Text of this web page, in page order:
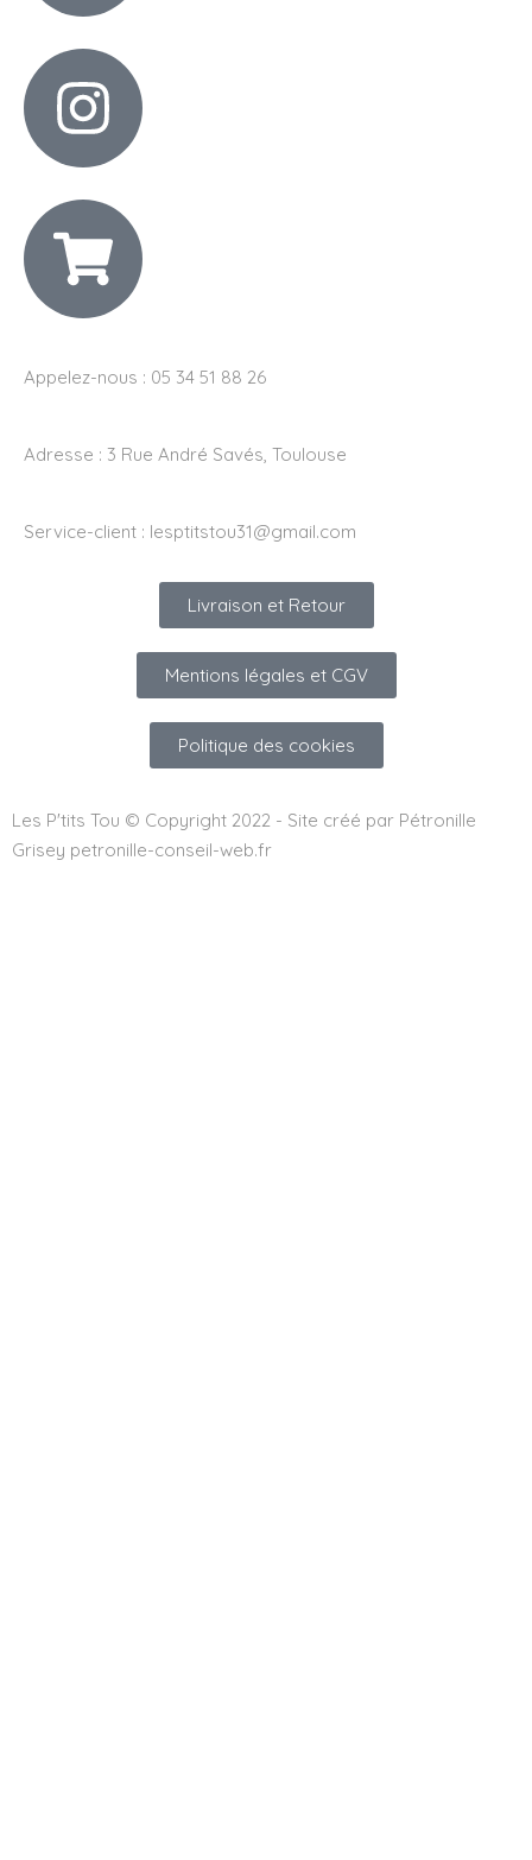
Appelez-nous : 05 34 51 88 26
Adresse : 3 Rue André Savés, Toulouse
Service-client : lesptitstou31@gmail.com
Livraison et Retour
Mentions légales et CGV
Politique des cookies
Les P'tits Tou © Copyright 2022 - Site créé par Pétronille
Grisey petronille-conseil-web.fr